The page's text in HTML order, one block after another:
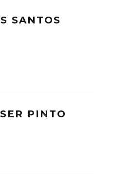
SANTOS
PINTO